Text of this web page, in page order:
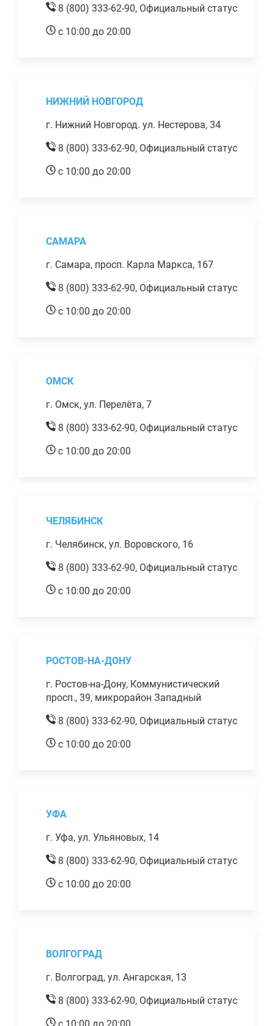
8 (800) 333-62-90, Официальный статус
с 10:00 до 20:00
НИЖНИЙ НОВГОРОД
г. Нижний Новгород. ул. Нестерова, 34
8 (800) 333-62-90, Официальный статус
с 10:00 до 20:00
САМАРА
г. Самара, просп. Карла Маркса, 167
8 (800) 333-62-90, Официальный статус
с 10:00 до 20:00
ОМСК
г. Омск, ул. Перелёта, 7
8 (800) 333-62-90, Официальный статус
с 10:00 до 20:00
ЧЕЛЯБИНСК
г. Челябинск, ул. Воровского, 16
8 (800) 333-62-90, Официальный статус
с 10:00 до 20:00
РОСТОВ-НА-ДОНУ
г. Ростов-на-Дону, Коммунистический
просп., 39, микрорайон Западный
8 (800) 333-62-90, Официальный статус
с 10:00 до 20:00
УФА
г. Уфа, ул. Ульяновых, 14
8 (800) 333-62-90, Официальный статус
с 10:00 до 20:00
ВОЛГОГРАД
г. Волгоград, ул. Ангарская, 13
8 (800) 333-62-90, Официальный статус